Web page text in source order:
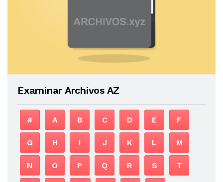
Examinar Archivos AZ
# A B C D E F
G H I J K L M
N O P Q R S T